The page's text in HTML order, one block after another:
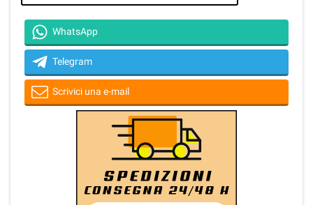
WhatsApp
Telegram
Scrivici una e-mail